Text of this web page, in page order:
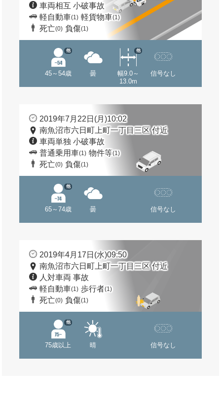
車両相互 小破事故
軽自動車(1) 軽貨物車(1)
死亡(0) 負傷(1)
45～54歳
他
曇
幅9.0～
13.0m
他
信号なし
2019年7月22日(月)10:02
南魚沼市六日町上町一丁目三区 付近
車両単独 小破事故
普通乗用車(1) 物件等(1)
死亡(0) 負傷(1)
65～74歳
他
曇 信号なし
2019年4月17日(水)09:50
南魚沼市六日町上町一丁目三区 付近
人対車両 事故
軽自動車(1) 歩行者(1)
死亡(0) 負傷(1)
75歳以上
他
晴 信号なし